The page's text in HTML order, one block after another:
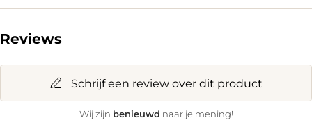
Reviews
Schrijf een review over dit product
Wij zijn benieuwd naar je mening!